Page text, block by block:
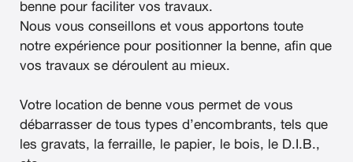
benne pour faciliter vos travaux.
Nous vous conseillons et vous apportons toute
notre expérience pour positionner la benne, afin que
vos travaux se déroulent au mieux.
Votre location de benne vous permet de vous
débarrasser de tous types d’encombrants, tels que
les gravats, la ferraille, le papier, le bois, le D.I.B.,